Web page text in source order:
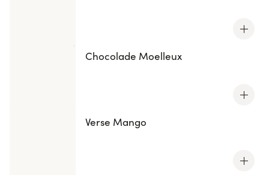
Chocolade Moelleux
Verse Mango